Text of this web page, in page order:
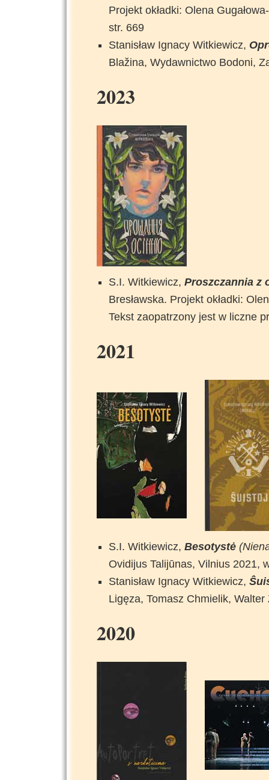
Projekt okładki: Olena
str. 669
Stanisław Ignacy Witkiewicz,
Blažina, Wydawnictwo Bodoni,
2023
S.I. Witkiewicz, Proszczannia z
Bresławska. Projekt okładki:
Tekst zaopatrzony jest w liczne
2021
S.I. Witkiewicz, Besotystė
Ovidijus Talijūnas, Vilnius 2021,
Stanisław Ignacy Witkiewicz,
Ligęza, Tomasz Chmielik,
2020